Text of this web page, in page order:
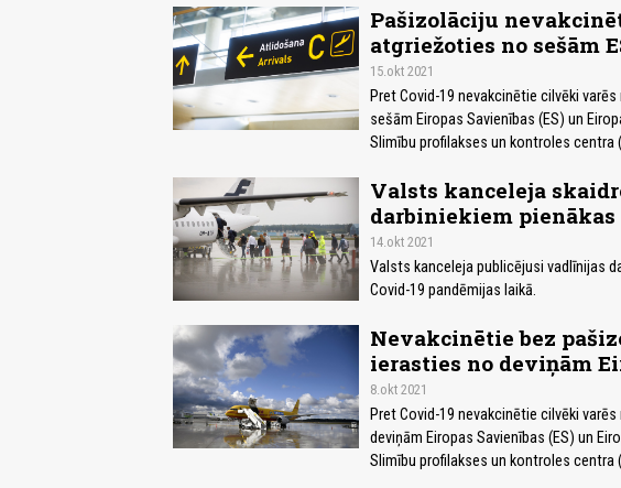
Pašizolāciju
atgriežoties no sešām
15.okt 2021
Pret Covid-19 nevakcinētie cilvēki
sešām Eiropas Savienības (ES) un
Slimību profilakses un kontroles centra
Valsts kanceleja
darbiniekiem pienākas
14.okt 2021
Valsts kanceleja publicējusi vadlīnijas
Covid-19 pandēmijas laikā.
Nevakcinētie bez
ierasties no deviņām
8.okt 2021
Pret Covid-19 nevakcinētie cilvēki
deviņām Eiropas Savienības (ES) un
Slimību profilakses un kontroles centra